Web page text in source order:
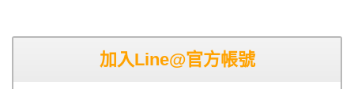
加入Line@官方帳號